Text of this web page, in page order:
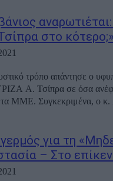
στο κότερο;»
τρόπο απάντησε ο
Α. Τσίπρα σε όσα
ΜΜΕ. Συγκεκριμένα, ο κ.
για τη
– Στο